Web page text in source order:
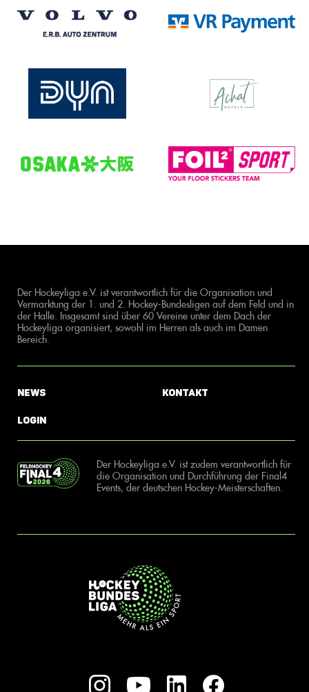
Der Hockeyliga e.V. ist verantwortlich für die Organisation und
Vermarktung der 1. und 2. Hockey-Bundesligen auf dem Feld und in
der Halle. Insgesamt sind über 60 Vereine unter dem Dach der
Hockeyliga organisiert, sowohl im Herren als auch im Damen
Bereich.
News
Login
Kontakt
Der Hockeyliga e.V. ist zudem verantwortlich für
die Organisation und Durchführung der Final4
Events, der deutschen Hockey-Meisterschaften.